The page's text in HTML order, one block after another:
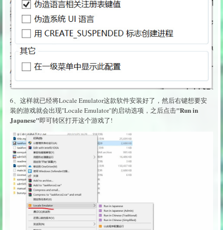
6、这样就已经将Locale Emulator这款软件安装好了，然后右键想要安
装的游戏就会出现"Locale Emulator"的启动选项，之后点击"Run in
Japanese"即可转区打开这个游戏了!